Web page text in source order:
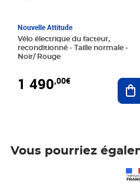
Nouvelle Attitude
Vélo électrique du facteur,
reconditionné - Taille normale -
Noir/ Rouge
1 490,00€
Vous pourriez